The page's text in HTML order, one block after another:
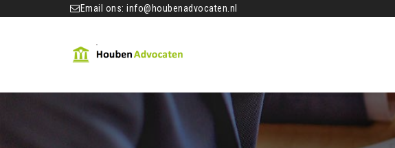
Email ons:info@houbenadvocaten.nl